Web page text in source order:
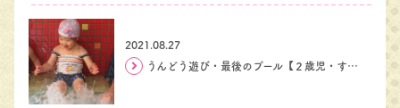
2021.08.27
うんどう遊び・最後のプール【２歳児・すいーとぴー組】